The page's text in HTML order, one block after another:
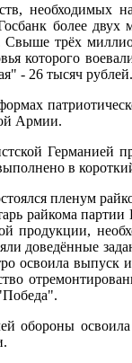
необходимых
более
Свыше трёх
которого
- 26 тысяч рублей.
Армии.
Германией
в
пленум
райкома
продукции,
доведённые
освоила выпуск
обороны